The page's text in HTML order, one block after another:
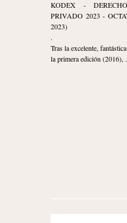
KODEX -
PRIVADO 2023 -
2023)
.
Tras la excelente,
la primera edición (2016),